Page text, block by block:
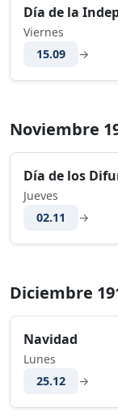
Día de la
Viernes
15.09
→
Noviembre
Día de los
Jueves
02.11
→
Diciembre
Navidad
Lunes
25.12
→